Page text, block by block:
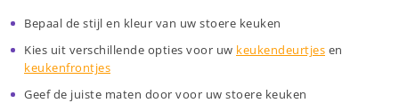
Bepaal de stijl en kleur van uw stoere keuken
Kies uit verschillende opties voor uw keukendeurtjes en
keukenfrontjes
Geef de juiste maten door voor uw stoere keuken